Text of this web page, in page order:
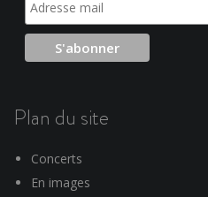
Plan du site
Concerts
En images